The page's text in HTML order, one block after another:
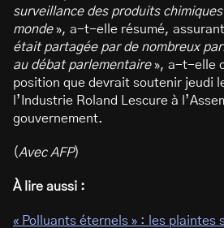
surveillance des produits
monde», a-t-elle résumé, assurant
était partagée par de nombreux
au débat parlementaire», a-t-elle
position que devrait soutenir jeudi
l’Industrie Roland Lescure à
gouvernement.
(Avec AFP)
À lire aussi :
« Polluants éternels » : les plaintes